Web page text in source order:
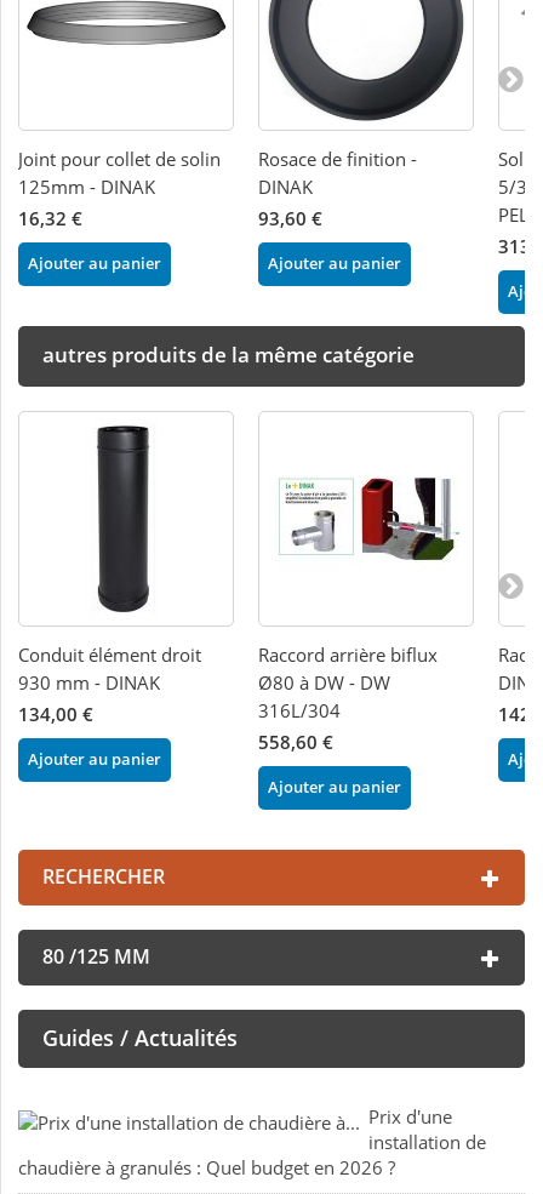
Joint pour collet de solin
125mm - DINAK
16,32 €
Ajouter au panier
Rosace de finition -
DINAK
93,60 €
Ajouter au panier
5/
autres produits de la même catégorie
Conduit élément droit
930 mm - DINAK
134,00 €
Ajouter au panier
Raccord arrière biflux
Ø80 à DW - DW
316L/304
558,60 €
Ajouter au panier
RECHERCHER
80 /125 MM
Guides / Actualités
Prix d'une
installation de
chaudière à granulés : Quel budget en 2026 ?